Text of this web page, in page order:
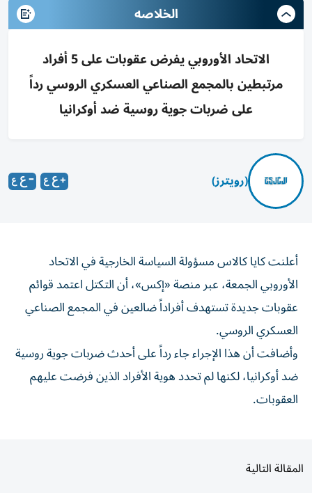
الخلاصه
الاتحاد الأوروبي يفرض عقوبات على 5 أفراد
مرتبطين بالمجمع الصناعي العسكري الروسي رداً
على ضربات جوية روسية ضد أوكرانيا
(رويترز)
أعلنت كايا ​كالاس ⁠مسؤولة السياسة الخارجية في الاتحاد
الأوروبي الجمعة، عبر منصة «⁠إكس»، أن التكتل اعتمد قوائم
عقوبات جديدة تستهدف أفراداً ​ضالعين في المجمع الصناعي
العسكري الروسي.
وأضافت أن هذا ⁠الإجراء جاء رداً على ​أحدث ضربات جوية روسية
ضد أوكرانيا، لكنها لم تحدد هوية الأفراد ⁠الذين فرضت عليهم
العقوبات.